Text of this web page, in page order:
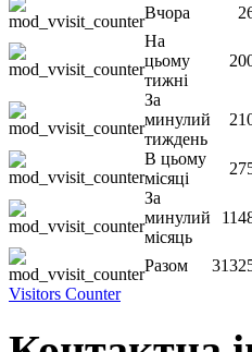
Вчора
На
цьому
тижні
За
минулий
тиждень
В цьому
місяці
За
минулий
місяць
Разом
Visitors Counter